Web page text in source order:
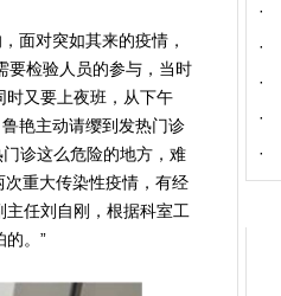
面对突如其来的疫情，
要检验人员的参与，当时
时又要上夜班，从下午
艳主动请缨到发热门诊
诊这么危险的地方，难
次重大传染性疫情，有经
任刘自刚，根据科室工
的。”
·
·
·
·
·